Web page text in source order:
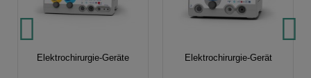
Elektrochirurgie-Geräte Elektrochirurgie-Gerät